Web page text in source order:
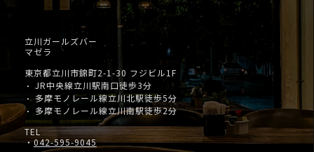
立川ガールズバー
マゼラ
東京都立川市錦町2-1-30 フジビル1F
・ JR中央線立川駅南口徒歩3分
・多摩モノレール線立川北駅徒歩5分
・ 多摩モノレール線立川南駅徒歩2分
TEL
・042-595-9045